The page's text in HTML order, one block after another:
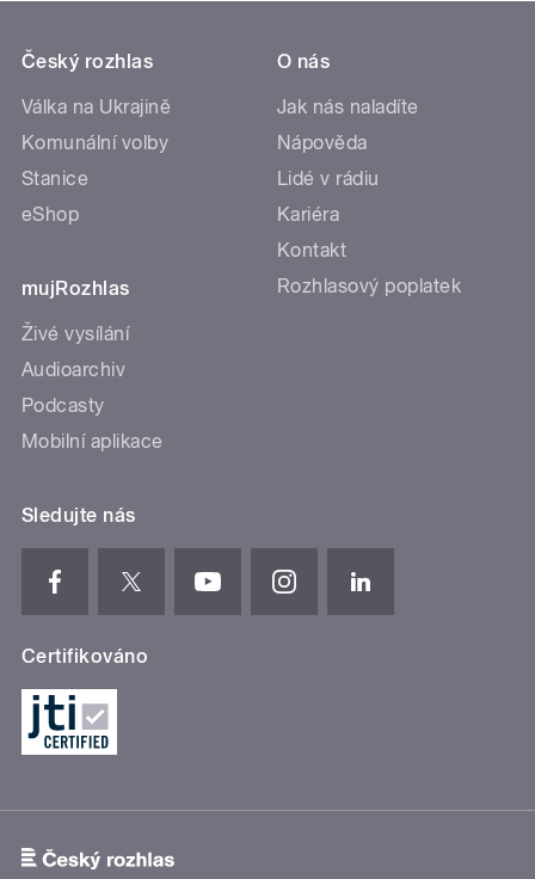
Český rozhlas
Válka na Ukrajině
Komunální volby
Stanice
eShop
mujRozhlas
Živé vysílání
Audioarchiv
Podcasty
Mobilní aplikace
O nás
Jak nás naladíte
Nápověda
Lidé v rádiu
Kariéra
Kontakt
Rozhlasový poplatek
Sledujte nás
Certifikováno